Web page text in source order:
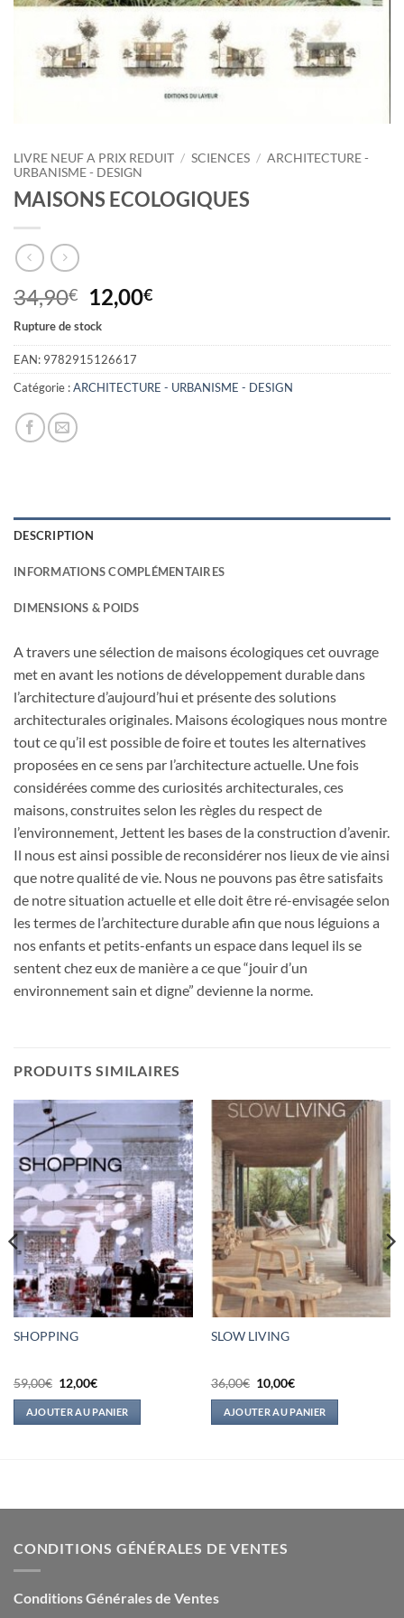
LIVRE NEUF A PRIX REDUIT / SCIENCES / ARCHITECTURE -
URBANISME - DESIGN
MAISONS ECOLOGIQUES
34,90€
Le
prix
initial
était :
34,90€.
12,00€Le
actuel
12,00€.
Rupture de stock
EAN: 9782915126617
Catégorie :ARCHITECTURE - URBANISME - DESIGN
DESCRIPTION
INFORMATIONS COMPLÉMENTAIRES
DIMENSIONS & POIDS
A travers une sélection de maisons écologiques cet ouvrage
met en avant les notions de développement durable dans
l’architecture d’aujourd’hui et présente des solutions
architecturales originales. Maisons écologiques nous montre
tout ce qu’il est possible de foire et toutes les alternatives
proposées en ce sens par l’architecture actuelle. Une fois
considérées comme des curiosités architecturales, ces
maisons, construites selon les règles du respect de
l’environnement, Jettent les bases de la construction d’avenir.
Il nous est ainsi possible de reconsidérer nos lieux de vie ainsi
que notre qualité de vie. Nous ne pouvons pas être satisfaits
de notre situation actuelle et elle doit être ré-envisagée selon
les termes de l’architecture durable afin que nous léguions a
nos enfants et petits-enfants un espace dans lequel ils se
sentent chez eux de manière a ce que “jouir d’un
environnement sain et digne” devienne la norme.
PRODUITS SIMILAIRES
SHOPPING
59,00€ Le
prix
initial
était :
59,00€.
12,00€Le
actuel
est :
12,00€.
AJOUTER AU PANIER
SLOW LIVING
36,00€ Le
prix
initial
était :
36,00€.
10,00€Le
actuel
est :
10,00€.
AJOUTER AU PANIER
CONDITIONS GÉNÉRALES DE VENTES
Conditions Générales de Ventes